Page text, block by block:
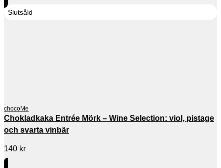
Slutsåld
chocoMe
Chokladkaka Entrée Mörk – Wine Selection: viol, pistage
och svarta vinbär
140 kr